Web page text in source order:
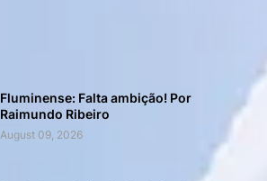
Fluminense: Falta ambição! Por
Raimundo Ribeiro
August 09, 2026